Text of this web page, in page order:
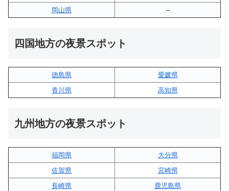
岡山県
–
四国地方の夜景スポット
徳島県
愛媛県
香川県
高知県
九州地方の夜景スポット
福岡県
大分県
佐賀県
宮崎県
長崎県
鹿児島県